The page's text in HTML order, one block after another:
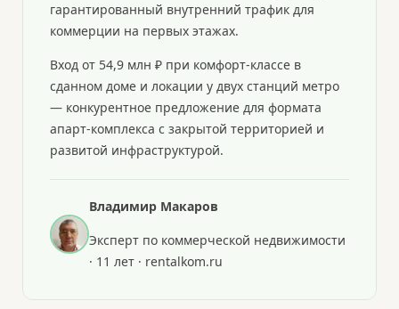
гарантированный внутренний трафик для
коммерции на первых этажах.
Вход от 54,9 млн ₽ при комфорт-классе в
сданном доме и локации у двух станций метро
— конкурентное предложение для формата
апарт-комплекса с закрытой территорией и
развитой инфраструктурой.
Владимир Макаров
Эксперт по коммерческой недвижимости
· 11 лет · rentalkom.ru